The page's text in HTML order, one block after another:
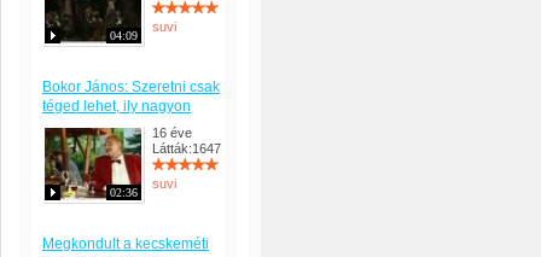
04:09
suvi
Bokor János: Szeretni csak
téged lehet, ily nagyon
02:36
16 éve
Látták:1647
suvi
Megkondult a kecskeméti